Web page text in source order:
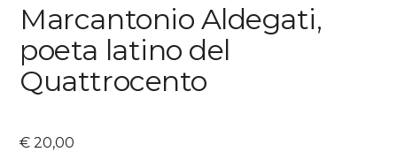
Marcantonio Aldegati,
poeta latino del
Quattrocento
€ 20,00